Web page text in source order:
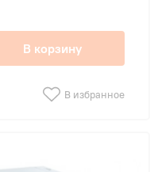
В корзину
В избранное